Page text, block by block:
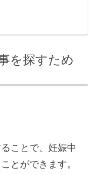
を探すため
ことで、妊娠中
とができます。